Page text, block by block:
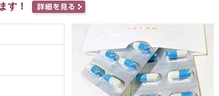
す！